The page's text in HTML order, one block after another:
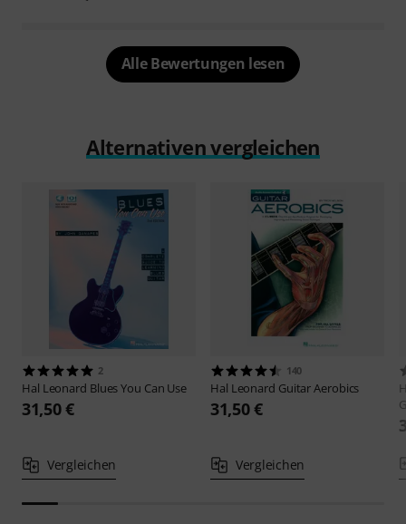
Alle Bewertungen lesen
Alternativen vergleichen
2
Hal Leonard Blues You Can Use
31,50 €
Vergleichen
140
Hal Leonard Guitar Aerobics
31,50 €
Vergleichen